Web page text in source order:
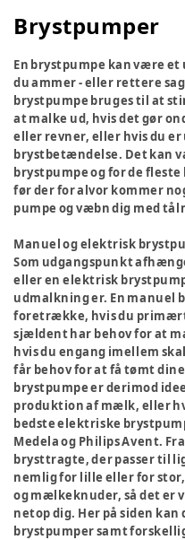
Brystpumper
En brystpumpe kan være
du ammer - eller rettere
brystpumpe bruges til at
at malke ud, hvis det gør
eller revner, eller hvis du
brystbetændelse. Det kan
brystpumpe og for de
før der for alvor kommer
pumpe og væbn dig med
Manuel og elektrisk
Som udgangspunkt
eller en elektrisk
udmalkning er. En manuel
foretrække, hvis du
sjældent har behov for at
hvis du engang imellem
får behov for at få tømt
brystpumpe er derimod
produktion af mælk, eller
bedste elektriske
Medela og Philips Avent.
brysttragte, der passer til
nemlig for lille eller for
og mælkeknuder, så det er
netop dig. Her på siden
brystpumper samt